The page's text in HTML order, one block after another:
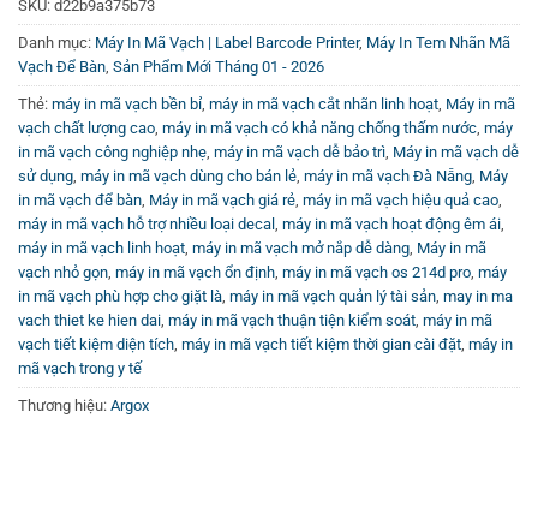
doanh.
Để tìm hiểu chi tiết và đặt mua sản phẩm, quý khách hàng
có thể truy cập
Máy in mã vạch để bàn
Đừng quên tham khảo thêm các video hướng dẫn và đánh
giá sản phẩm hữu ích tạiKênh Youtube Vincodeđể có cái
nhìn tổng quan nhất về máy in mã vạch Argox OS-214D
Pro.
SKU: d22b9a375b73
Danh mục: Máy In Mã Vạch | Label Barcode Printer, Máy In Tem Nhãn Mã
Vạch Để Bàn, Sản Phẩm Mới Tháng 01 - 2026
Thẻ: máy in mã vạch bền bỉ, máy in mã vạch cắt nhãn linh hoạt, Máy in mã
vạch chất lượng cao, máy in mã vạch có khả năng chống thấm nước, máy
in mã vạch công nghiệp nhẹ, máy in mã vạch dễ bảo trì, Máy in mã vạch dễ
sử dụng, máy in mã vạch dùng cho bán lẻ, máy in mã vạch Đà Nẵng, Máy
in mã vạch để bàn, Máy in mã vạch giá rẻ, máy in mã vạch hiệu quả cao,
máy in mã vạch hỗ trợ nhiều loại decal , máy in mã vạch hoạt động êm ái,
máy in mã vạch linh hoạt, máy in mã vạch mở nắp dễ dàng, Máy in mã
vạch nhỏ gọn, máy in mã vạch ổn định, máy in mã vạch os 214d pro, máy
in mã vạch phù hợp cho giặt là, máy in mã vạch quản lý tài sản, may in ma
vach thiet ke hien dai, máy in mã vạch thuận tiện kiểm soát, máy in mã
vạch tiết kiệm diện tích, máy in mã vạch tiết kiệm thời gian cài đặt, máy in
mã vạch trong y tế
Thương hiệu: Argox